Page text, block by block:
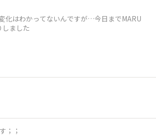
化はわかってないんですが…今日までMARU
ました
；；